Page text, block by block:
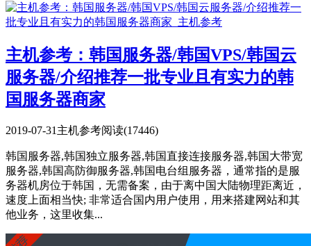
主机参考：韩国服务器/韩国VPS/韩国云
服务器/介绍推荐一批专业且有实力的韩
国服务器商家
2019-07-31主机参考阅读(17446)
韩国服务器,韩国独立服务器,韩国直接连接服务器,韩国大带宽
服务器,韩国高防御服务器,韩国电台组服务器，通常指的是服
务器机房位于韩国，无需备案，由于离中国大陆物理距离近，
速度上面相当快; 非常适合国内用户使用，用来搭建网站和其
他业务，这里收集...